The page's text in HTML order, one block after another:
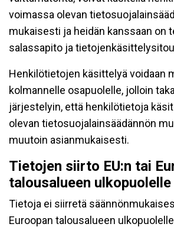
voimassa olevan
mukaisesti ja heidän kanssaan on
salassapito ja
Henkilötietojen käsittelyä voidaan
kolmannelle osapuolelle, jolloin
järjestelyin, että henkilötietoja
olevan tietosuojalainsäädännön
muutoin asianmukaisesti.
Tietojen siirto EU:n tai
talousalueen ulkopuolelle
Tietoja ei siirretä
Euroopan talousalueen